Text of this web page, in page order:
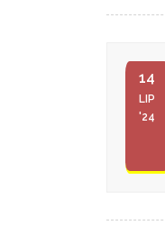
14
LIP
'24